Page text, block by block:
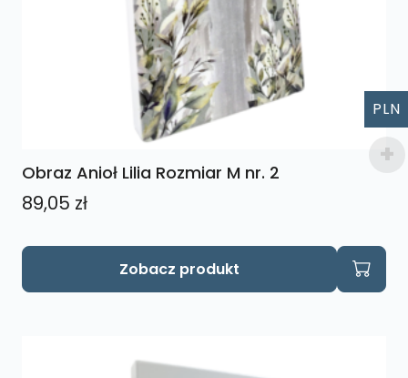
Obraz Anioł Lilia Rozmiar M nr. 2
89,05 zł
Zobacz produkt
PLN